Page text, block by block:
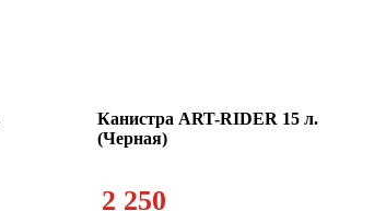
Канистра ART-RIDER 15 л.
(Черная)
2 250